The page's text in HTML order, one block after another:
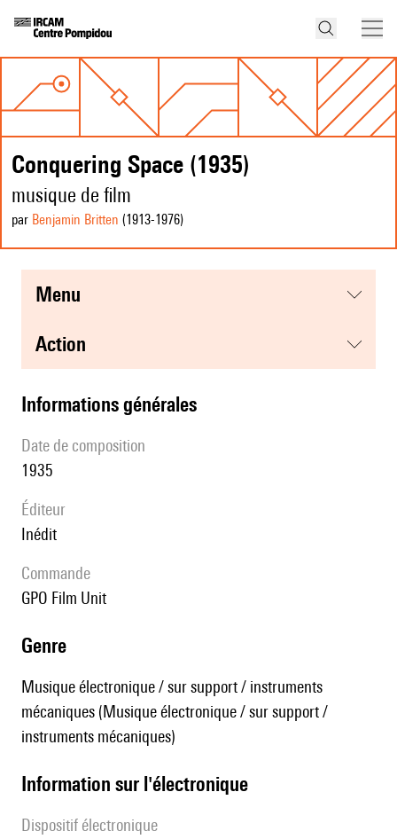
Conquering Space (1935)
musique de film
par Benjamin Britten (1913-1976)
menu
action
informations générales
date de composition
1935
éditeur
Inédit
Commande
GPO Film Unit
genre
Musique électronique / sur support / instruments
mécaniques (Musique électronique / sur support /
instruments mécaniques)
Information sur l'électronique
Dispositif électronique